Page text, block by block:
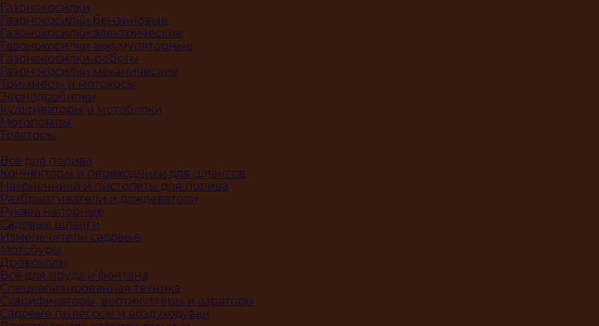
Газонокосилки
Газонокосилки бензиновые
Газонокосилки электрические
Газонокосилки аккумуляторные
Газонокосилки-роботы
Газонокосилки механические
Триммеры и мотокосы
Зернодробилки
Культиваторы и мотоблоки
Мотопомпы
Тракторы
Всё для полива
Коннекторы и переходники для шлангов
Наконечники и пистолеты для полива
Разбрызгиватели и дождеватели
Рукава напорные
Садовые шланги
Измельчители садовые
Мотобуры
Дровоколы
Все для пруда и фонтана
Специализированная техника
Скарификаторы, вертикуттеры и аэраторы
Садовые пылесосы и воздуходувки